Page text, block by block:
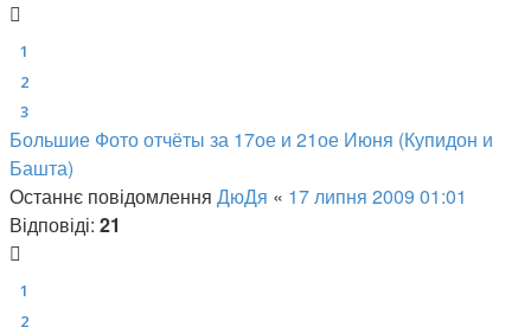
1
2
3
Большие Фото отчёты за 17ое и 21ое Июня (Купидон и
Башта)
Останнє повідомлення ДюДя « 17 липня 2009 01:01
Відповіді: 21
1
2